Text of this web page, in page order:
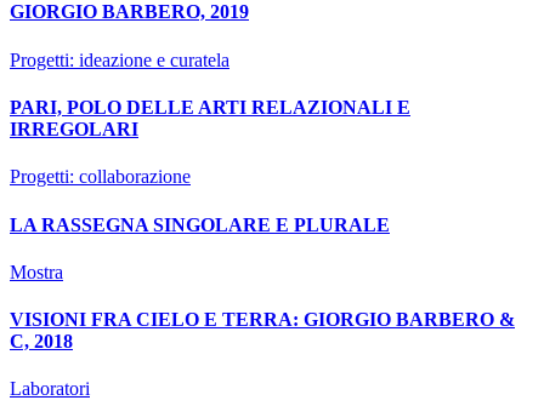
GIORGIO BARBERO, 2019
Progetti: ideazione e curatela
PARI, POLO DELLE ARTI RELAZIONALI E
IRREGOLARI
Progetti: collaborazione
LA RASSEGNA SINGOLARE E PLURALE
Mostra
VISIONI FRA CIELO E TERRA: GIORGIO BARBERO &
C, 2018
Laboratori